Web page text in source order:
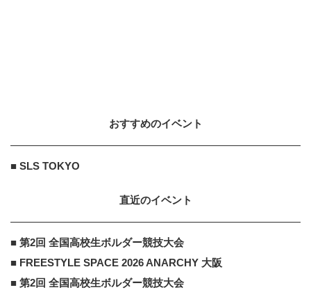
PR 他力本願運営事務局
他力本願運営事務局
その買い方、もう限界かもしれな
い。
おすすめのイベント
■ SLS TOKYO
直近のイベント
■ 第2回 全国高校生ボルダー競技大会
■ FREESTYLE SPACE 2026 ANARCHY 大阪
■ 第2回 全国高校生ボルダー競技大会